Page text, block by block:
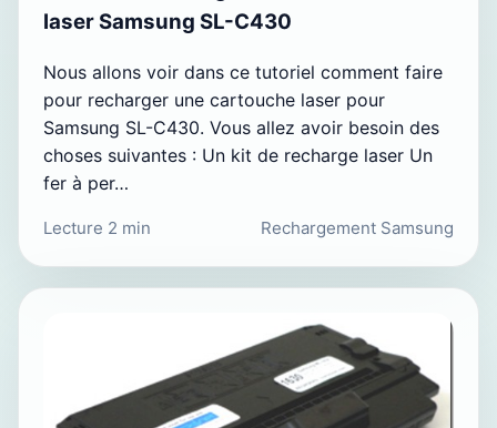
laser Samsung SL-C430
Nous allons voir dans ce tutoriel comment faire
pour recharger une cartouche laser pour
Samsung SL-C430. Vous allez avoir besoin des
choses suivantes : Un kit de recharge laser Un
fer à per…
Lecture 2 min Rechargement Samsung